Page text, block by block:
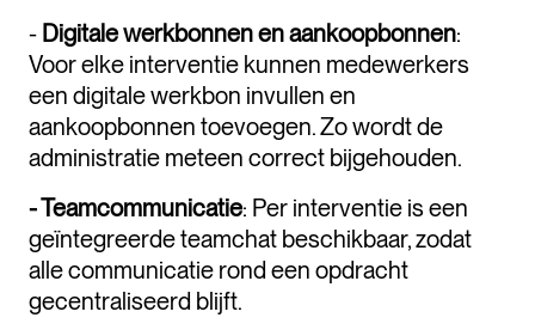
- Digitale werkbonnen en aankoopbonnen:
Voor elke interventie kunnen medewerkers
een digitale werkbon invullen en
aankoopbonnen toevoegen. Zo wordt de
administratie meteen correct bijgehouden.
- Teamcommunicatie: Per interventie is een
geïntegreerde teamchat beschikbaar, zodat
alle communicatie rond een opdracht
gecentraliseerd blijft.